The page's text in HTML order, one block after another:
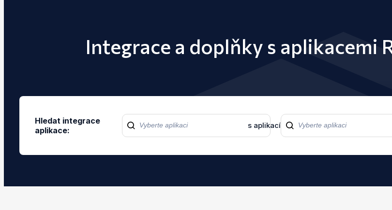
Integrace a doplňky s aplikacemi
Hledat integrace
aplikace:
s aplikací